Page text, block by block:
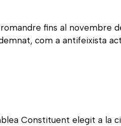
fins al novembre
com a antifeixista
Constituent elegit a la